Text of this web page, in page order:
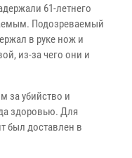
61-летнего
Подозреваемый
в руке нож и
из-за чего они и
за убийство и
здоровью. Для
был доставлен в